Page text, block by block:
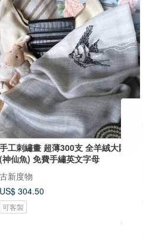
手工刺繡畫 超薄300支 全羊絨大圍巾
(神仙魚) 免費手繡英文字母
古新度物
US$ 304.50
可客製